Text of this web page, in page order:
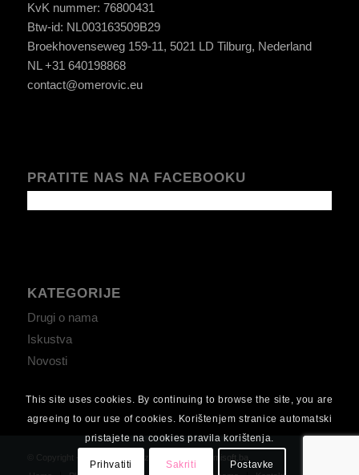
KvK nummer: 76800431
Btw-id: NL003163509B29
Broekhovenseweg 159-11, 5021 LD Tilburg, Nederland
NL +31 640198868
contact@omerovic.eu
PRATITE NAS NA FACEBOOKU
KATEGORIJE
Drugi o nama
Iskustva
Novosti
© Copyright - omerovic.eu -
dizajn i adaptacija umisoft.ba
This site uses cookies. By continuing to browse the site, you are
agreeing to our use of cookies. Korištenjem stranice automatski
pristajete na cookies pravila korištenja.
Prihvatiti Sakriti Postavke